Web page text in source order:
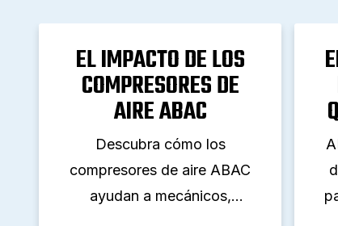
EL IMPACTO DE LOS
COMPRESORES DE
AIRE ABAC
Descubra cómo los
compresores de aire ABAC
ayudan a mecánicos,